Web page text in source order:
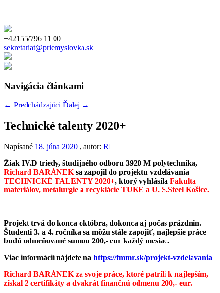
+42155/796 11 00
sekretariat@priemyslovka.sk
Navigácia článkami
← Predchádzajúci Ďalej →
Technické talenty 2020+
Napísané 18. júna 2020 , autor: RI
Žiak IV.D triedy, študijného odboru 3920 M polytechnika,
Richard BARÁNEK sa zapojil do projektu vzdelávania
TECHNICKÉ TALENTY 2020+, ktorý vyhlásila Fakulta
materiálov, metalurgie a recyklácie TUKE a U. S.Steel Košice.
Projekt trvá do konca októbra, dokonca aj počas prázdnin.
Študenti 3. a 4. ročníka sa môžu stále zapojiť, najlepšie práce
budú odmeňované sumou 200,- eur každý mesiac.
Viac informácií nájdete na https://fmmr.sk/projekt-vzdelavania
Richard BARÁNEK za svoje práce, ktoré patrili k najlepším,
získal 2 certifikáty a dvakrát finančnú odmenu 200,- eur.